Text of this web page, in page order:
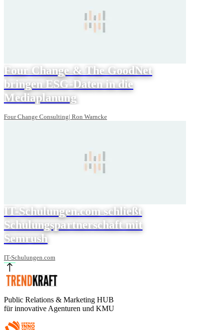
Four Change & The GoodNet
bringen ESG-Daten in die
Mediaplanung
Four Change Consulting| Ron Warncke
IT-Schulungen.com schließt
Schulungspartnerschaft mit
Semrush
IT-Schulungen.com
Public Relations & Marketing HUB
für innovative Agenturen und KMU